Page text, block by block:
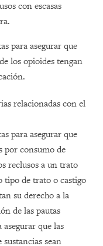
con escasas
para asegurar que
los opioides tengan
relacionadas con el
para asegurar que
por consumo de
reclusos a un trato
de trato o castigo
su derecho a la
de las pautas
que las
sean